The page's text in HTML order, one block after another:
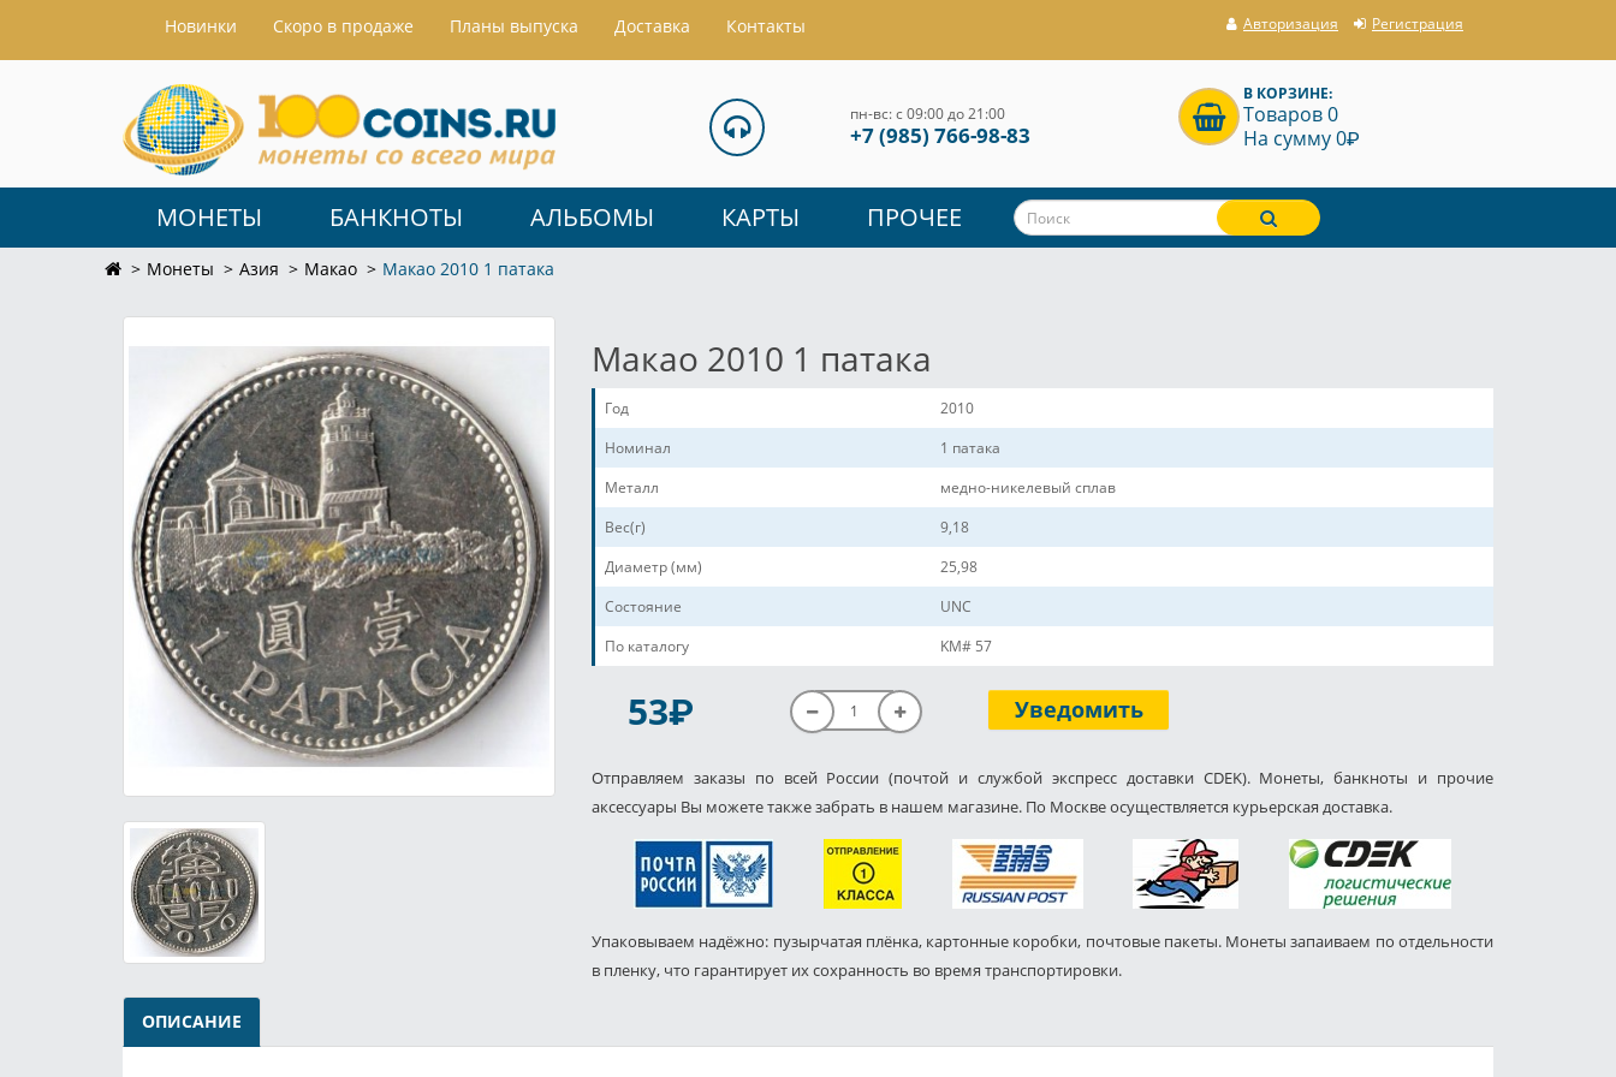
Hовинки Скоро в продаже Планы выпуска Доставка Контакты Авторизация Регистрация
пн-вс: с 09:00 до 21:00
+7 (985) 766-98-83
В КОРЗИНЕ:
Товаров 0
На сумму 0P
МОНЕТЫ БАНКНОТЫ АЛЬБОМЫ КАРТЫ ПРОЧЕЕ
Монеты Азия Макао Макао 2010 1 патака
Макао 2010 1 патака
Год
2010
Номинал
1 патака
Металл
медно-никелевый сплав
Вес(г)
9,18
Диаметр (мм)
25,98
Состояние
UNC
По каталогу
KM# 57
53P Уведомить
Отправляем заказы по всей России (почтой и службой экспресс доставки CDEK). Монеты, банкноты и прочие
аксессуары Вы можете также забрать в нашем магазине. По Москве осуществляется курьерская доставка.
Упаковываем надёжно: пузырчатая плёнка, картонные коробки, почтовые пакеты. Монеты запаиваем по отдельности
в пленку, что гарантирует их сохранность во время транспортировки.
ОПИСАНИЕ